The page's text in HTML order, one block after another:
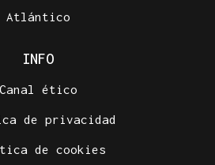
Atlántico
INFO
Canal ético
de privacidad
de cookies